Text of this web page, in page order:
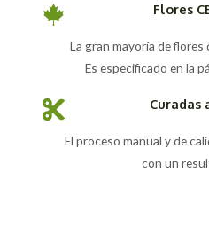
Flores
La gran mayoría de
Es especificado en la
El proceso manual y de
con un